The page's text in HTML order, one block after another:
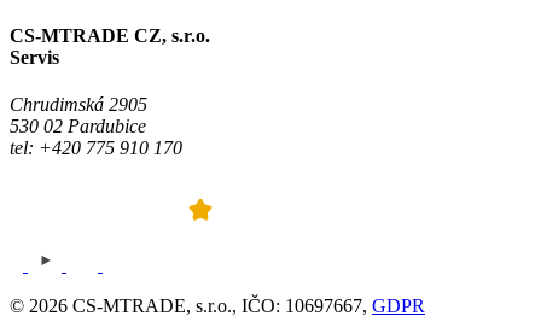
CS-MTRADE CZ, s.r.o.
Servis
Chrudimská 2905
530 02 Pardubice
tel: +420 775 910 170
© 2026 CS-MTRADE, s.r.o., IČO: 10697667, GDPR